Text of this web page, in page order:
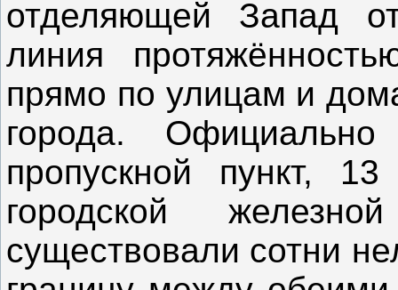
отделяющей Запад
линия
прямо по улицам и
города.
пропускной пункт,
городской
существовали сотни